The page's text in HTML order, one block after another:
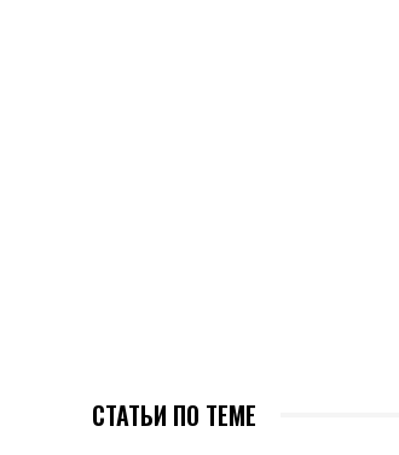
СТАТЬИ ПО ТЕМЕ